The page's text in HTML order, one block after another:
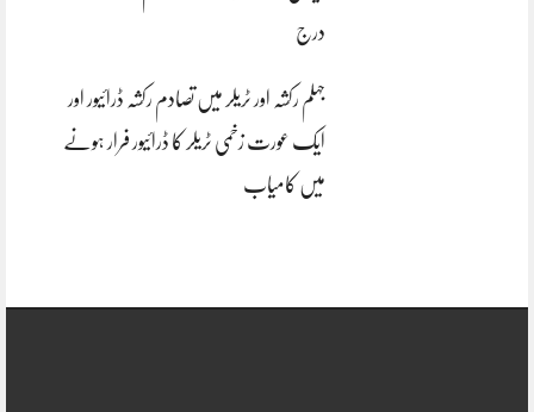
درج
جہلم رکشہ اور ٹریلر میں تصادم رکشہ ڈرائیور اور
ایک عورت زخمی ٹریلر کا ڈرائیور فرار ہونے
میں کامیاب